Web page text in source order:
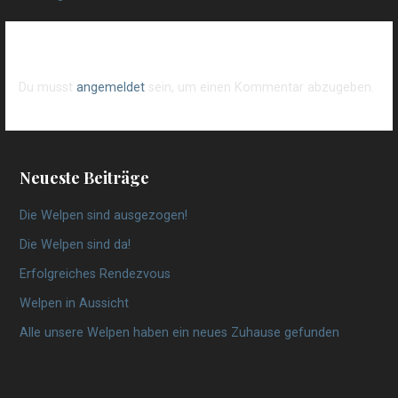
Du musst angemeldetsein, um einen Kommentar abzugeben.
Neueste Beiträge
Die Welpen sind ausgezogen!
Die Welpen sind da!
Erfolgreiches Rendezvous
Welpen in Aussicht
Alle unsere Welpen haben ein neues Zuhause gefunden